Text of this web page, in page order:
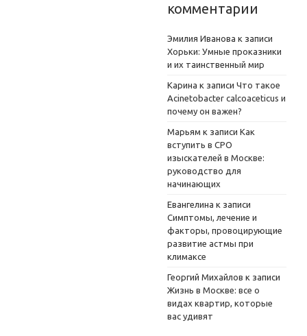
комментарии
Эмилия Иванова к записи
Хорьки: Умные проказники
и их таинственный мир
Карина к записи Что такое
Acinetobacter calcoaceticus и
почему он важен?
Марьям к записи Как
вступить в СРО
изыскателей в Москве:
руководство для
начинающих
Евангелина к записи
Симптомы, лечение и
факторы, провоцирующие
развитие астмы при
климаксе
Георгий Михайлов к записи
Жизнь в Москве: все о
видах квартир, которые
вас удивят